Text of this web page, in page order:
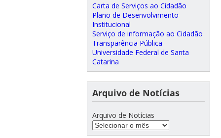
Carta de Serviços ao Cidadão
Plano de Desenvolvimento
Institucional
Serviço de informação ao Cidadão
Transparência Pública
Universidade Federal de Santa
Catarina
Arquivo de Notícias
Arquivo de Notícias